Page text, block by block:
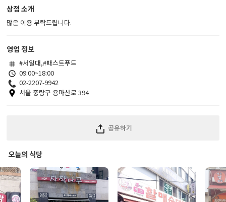
상점 소개
많은 이용 부탁드립니다.
영업 정보
#서일대,#패스트푸드
09:00~18:00
02-2207-9942
서울 중랑구 용마산로 394
공유하기
오늘의 식당